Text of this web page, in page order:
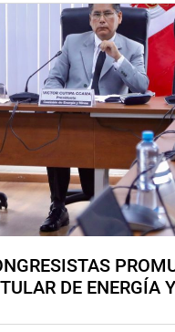
DE ENERGÍA